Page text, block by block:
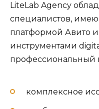
LiteLab Agency
специалистов,
платформой Авито
инструментами
профессиональный
комплексное